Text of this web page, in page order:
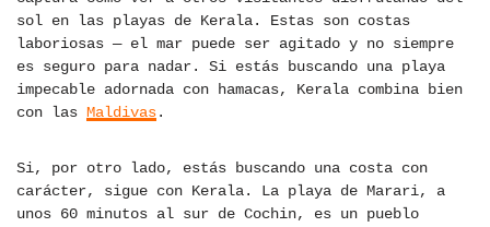
sol en las playas de Kerala. Estas son costas
laboriosas — el mar puede ser agitado y no siempre
es seguro para nadar. Si estás buscando una playa
impecable adornada con hamacas, Kerala combina bien
con las Maldivas.
Si, por otro lado, estás buscando una costa con
carácter, sigue con Kerala. La playa de Marari, a
unos 60 minutos al sur de Cochin, es un pueblo